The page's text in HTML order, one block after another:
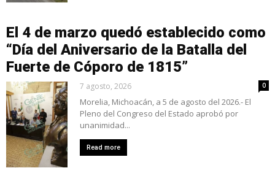
El 4 de marzo quedó establecido como
“Día del Aniversario de la Batalla del
Fuerte de Cóporo de 1815”
7 agosto, 2026 0
Morelia, Michoacán, a 5 de agosto del 2026.- El
Pleno del Congreso del Estado aprobó por
unanimidad...
Read more